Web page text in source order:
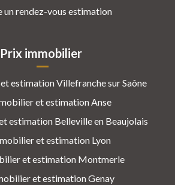
un rendez-vous estimation
Prix immobilier
estimation Villefranche sur Saône
et estimation Anse
estimation Belleville en Beaujolais
et estimation Lyon
et estimation Montmerle
et estimation Genay